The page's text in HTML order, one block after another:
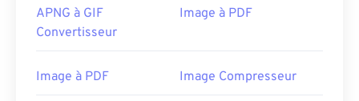
APNG à GIF
Convertisseur
Image à PDF
Image à PDF Image Compresseur